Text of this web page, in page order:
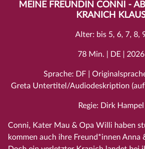
MEINE FREUNDIN CONNI -
KRANICH
Alter: bis 5, 6, 7, 8,
78 Min. | DE | 2026
Sprache: DF |
Greta Untertitel/Audiodeskription
Regie: Dirk Hampel
Conni, Kater Mau & Opa Willi haben
kommen auch ihre Freund*innen Anna